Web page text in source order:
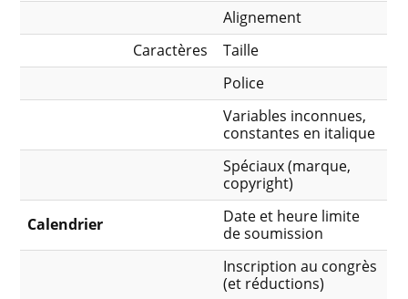
Alignement
Caractères
Taille
Police
Variables inconnues,
constantes en italique
Spéciaux (marque,
copyright)
Calendrier
Date et heure limite
de soumission
Inscription au congrès
(et réductions)